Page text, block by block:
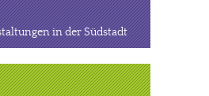
in der Südstadt